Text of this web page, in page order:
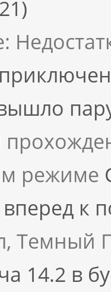
режиме
к
Темный
14.2 в